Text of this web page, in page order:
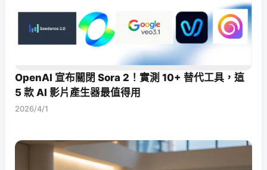
OpenAI 宣布關閉 Sora 2！實測 10+ 替代工具，這
5 款 AI 影片產生器最值得用
2026/4/1